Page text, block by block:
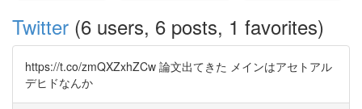
Twitter (6 users, 6 posts, 1 favorites)
https://t.co/zmQXZxhZCw 論文出てきた メインはアセトアル
デヒドなんか